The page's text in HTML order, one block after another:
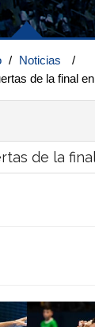
/ Noticias
/
de la final
de la